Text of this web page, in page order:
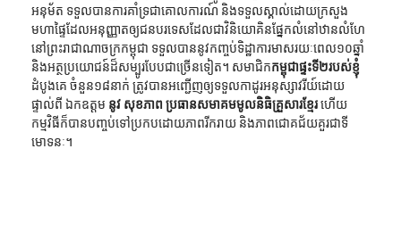
អនុម័ត ទទួលបានការគាំទ្រជាគោលការណ៍ និងទទួលស្គាល់ដោយក្រសួង
មហាផ្ទៃដែលអនុញ្ញាតឲ្យជនបរទេសដែលជាវិនិយោគិនផ្នែកលំនៅឋានលំហែ
នៅព្រះរាជាណាចក្រកម្ពុជា ទទួលបាននូវកញ្ចប់ទិដ្ឋាការមាសរយៈពេល១០ឆ្នាំ
និងអត្ថប្រយោជន៍ដ៏សម្បូរបែបជាច្រើនទៀត។ សមាជិកកម្ពុជាផ្ទះទី២របស់ខ្ញុំ
ដំបូងគេ ចំនួន១៨នាក់ ត្រូវបានអញ្ជើញឲ្យទទួលកាដូរអនុស្សាវរីយ៍ដោយ
ផ្ទាល់ពី ឯកឧត្ដម នូវ សុខភាព ប្រធានសមាគមមូលនិធិគ្រួសារខ្មែរ ហើយ
កម្មវិធីក៏បានបញ្ចប់ទៅប្រកបដោយភាពរីករាយ និងភាពជោគជ័យគួរជាទី
មោទនៈ។